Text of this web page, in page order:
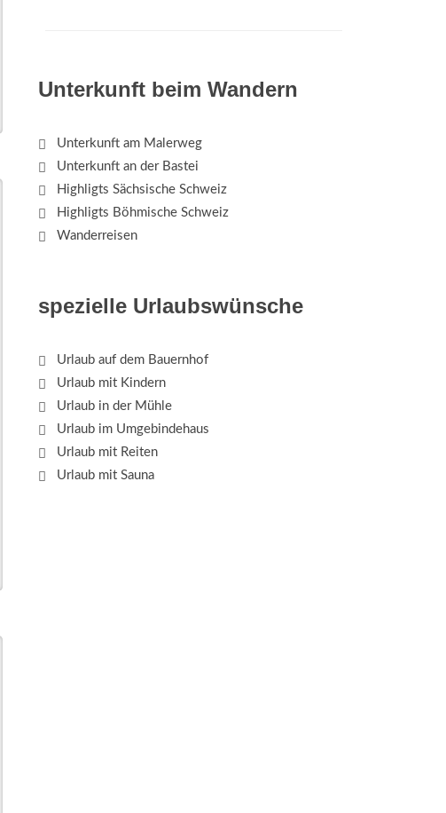
Unterkunft beim Wandern
Unterkunft am Malerweg
Unterkunft an der Bastei
Highligts Sächsische Schweiz
Highligts Böhmische Schweiz
Wanderreisen
spezielle Urlaubswünsche
Urlaub auf dem Bauernhof
Urlaub mit Kindern
Urlaub in der Mühle
Urlaub im Umgebindehaus
Urlaub mit Reiten
Urlaub mit Sauna